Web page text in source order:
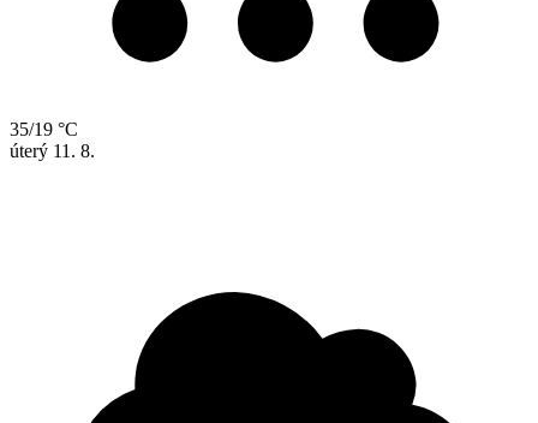
35/19 °C
úterý 11. 8.